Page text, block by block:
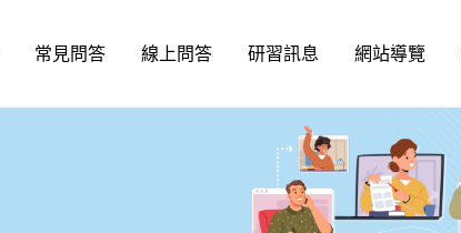
常見問答 線上問答 研習訊息 網站導覽